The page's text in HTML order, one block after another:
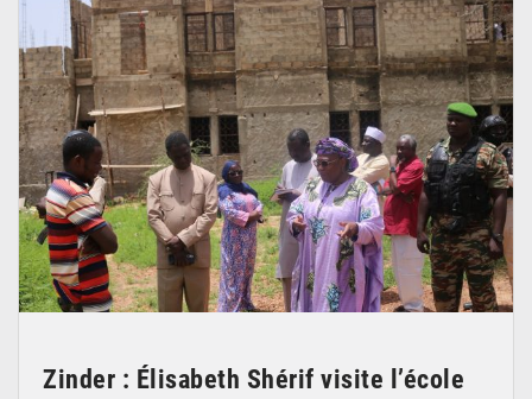
Zinder : Élisabeth Shérif visite l’école